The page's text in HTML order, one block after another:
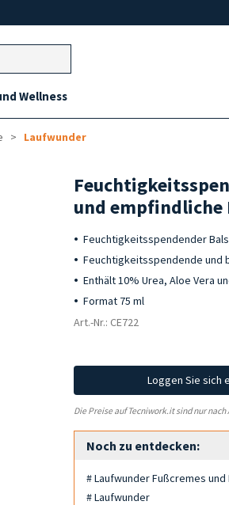
Wellness
Laufwunder
und empfindliche
Feuchtigkeitsspendender
Feuchtigkeitsspendende und
Enthält 10% Urea, Aloe Vera
Format 75 ml
Art.-Nr.: CE722
Loggen Sie sich
Die Preise auf Tecniwork.it sind nur
Noch zu entdecken:
# Laufwunder Fußcremes
# Laufwunder